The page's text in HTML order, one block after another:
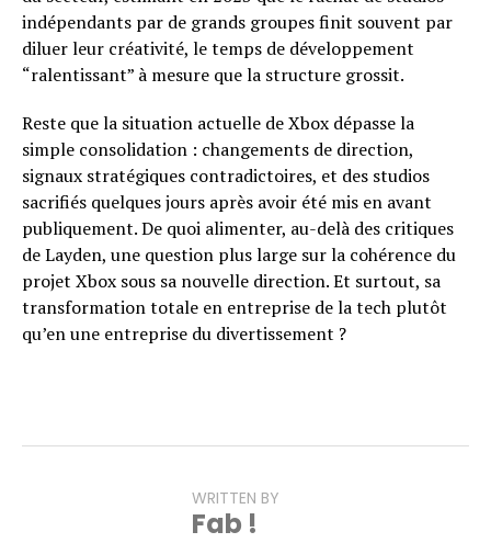
indépendants par de grands groupes finit souvent par
diluer leur créativité, le temps de développement
“ralentissant” à mesure que la structure grossit.
Reste que la situation actuelle de Xbox dépasse la
simple consolidation : changements de direction,
signaux stratégiques contradictoires, et des studios
sacrifiés quelques jours après avoir été mis en avant
publiquement. De quoi alimenter, au-delà des critiques
de Layden, une question plus large sur la cohérence du
projet Xbox sous sa nouvelle direction. Et surtout, sa
transformation totale en entreprise de la tech plutôt
qu’en une entreprise du divertissement ?
WRITTEN BY
Fab !